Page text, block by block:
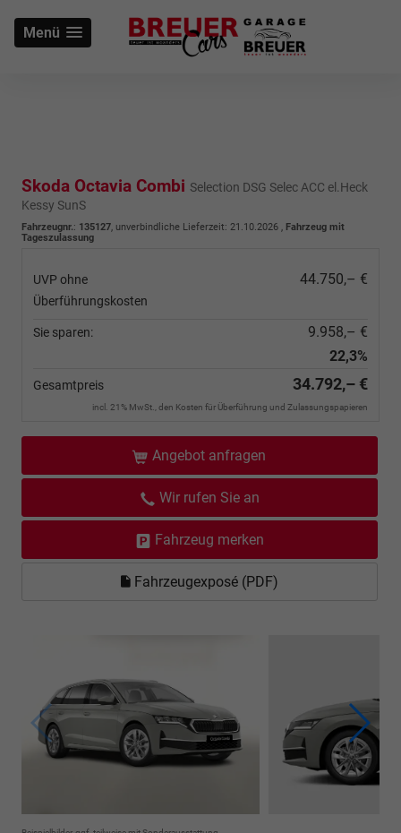
Menü
Skoda Octavia Combi Selection DSG Selec ACC el.Heck
Kessy SunS
Fahrzeugnr.: 135127, unverbindliche Lieferzeit: 21.10.2026 , Fahrzeug mit
Tageszulassung
UVP ohne
Überführungskosten
44.750,– €
Sie sparen:
9.958,– €
22,3%
Gesamtpreis 34.792,– €
incl. 21% MwSt., den Kosten für Überführung und Zulassungspapieren
Angebot anfragen
Wir rufen Sie an
Fahrzeug merken
Fahrzeugexposé (PDF)